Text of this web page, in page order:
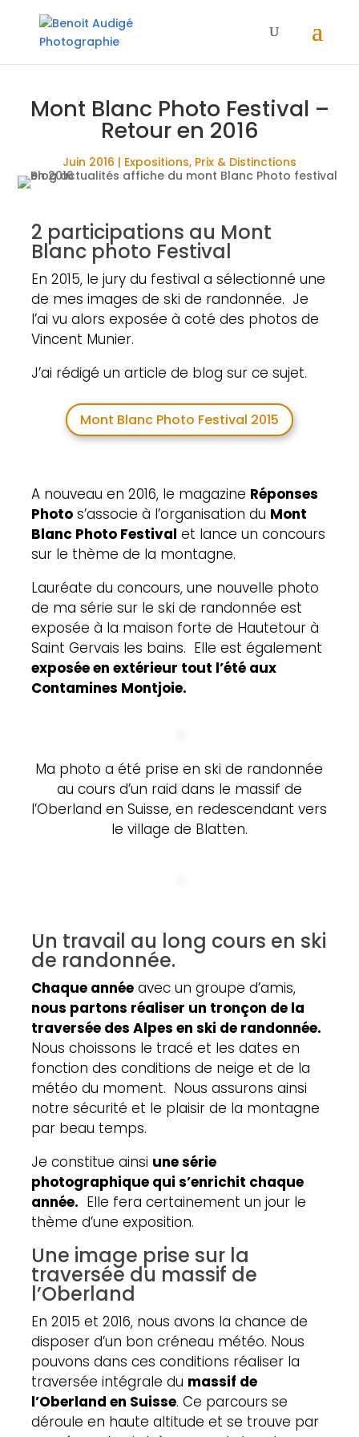
Mont Blanc Photo Festival –
Retour en 2016
Juin 2016 | Expositions, Prix & Distinctions
2 participations au Mont
Blanc photo Festival
En 2015, le jury du festival a sélectionné une
de mes images de ski de randonnée. Je
l’ai vu alors exposée à coté des photos de
Vincent Munier.
J’ai rédigé un article de blog sur ce sujet.
Mont Blanc Photo Festival 2015
A nouveau en 2016, le magazine Réponses
Photos’associe à l’organisation du Mont
Blanc Photo Festival et lance un concours
sur le thème de la montagne.
Lauréate du concours, une nouvelle photo
de ma série sur le ski de randonnée est
exposée à la maison forte de Hautetour à
Saint Gervais les bains. Elle est également
exposée en extérieur tout l’été aux
Contamines Montjoie.
Ma photo a été prise en ski de randonnée
au cours d’un raid dans le massif de
l’Oberland en Suisse, en redescendant vers
le village de Blatten.
Un travail au long cours en ski
de randonnée.
Chaque annéeavec un groupe d’amis,
nous partons réaliser un tronçon de la
traversée des Alpes en ski de randonnée.
Nous choissons le tracé et les dates en
fonction des conditions de neige et de la
météo du moment. Nous assurons ainsi
notre sécurité et le plaisir de la montagne
par beau temps.
Je constitue ainsi une série
photographique qui s’enrichit chaque
année. Elle fera certainement un jour le
thème d’une exposition.
Une image prise sur la
traversée du massif de
l’Oberland
En 2015 et 2016, nous avons la chance de
disposer d’un bon créneau météo. Nous
pouvons dans ces conditions réaliser la
traversée intégrale du massif de
l’Oberland en Suisse. Ce parcours se
déroule en haute altitude et se trouve par